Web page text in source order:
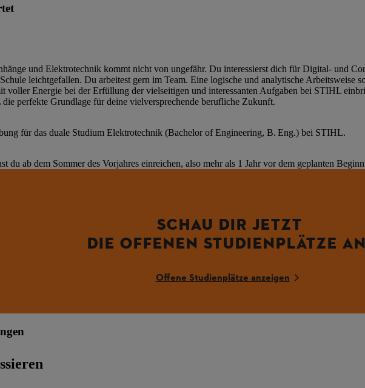
und Elektrotechnik kommt nicht von ungefähr. Du interessierst dich für Digital- und
leichtgefallen. Du arbeitest gern im Team. Eine logische und analytische Arbeitsweise
voller Energie bei der Erfüllung der vielseitigen und interessanten Aufgaben bei STIHL
perfekte Grundlage für deine vielversprechende berufliche Zukunft.
für das duale Studium Elektrotechnik (Bachelor of Engineering, B. Eng.) bei STIHL.
du ab dem Sommer des Vorjahres einreichen, also mehr als 1 Jahr vor dem geplanten
SCHAU DIR JETZT
DIE OFFENEN STUDIENPLÄTZE
Offene Studienplätze anzeigen